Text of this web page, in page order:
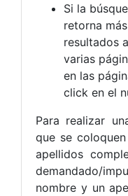
Si la
retorna
resultados
varias
en las
click en el
Para realizar
que se
apellidos
demandado/
nombre y un